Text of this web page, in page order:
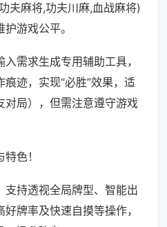
夫麻将,功夫川麻,血战麻将)
游戏公平。
需求生成专用辅助工具，
迹，实现“必胜”效果，适
对局），但需注意遵守游戏
色！
支持透视全局牌型、智能出
牌率及快速自摸等操作，